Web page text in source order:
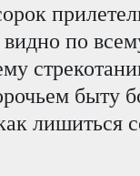
по
быту
лишиться